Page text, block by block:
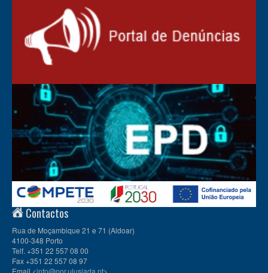
Contactos
Rua de Moçambique 21 e 71 (Aldoar)
4100-348 Porto
Telf. +351 22 557 08 00
Fax +351 22 557 08 97
Email <info@por.ulusiada.pt>